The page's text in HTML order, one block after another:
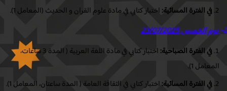
في الفترة المسائية:اختبار كتابي في مادة علوم القران و الحديث (المعامل 1).
الخميس 23/07/2025
في الفترة الصباحية:
اختبار كتابي في مادة اللغة العربية ( المدة 3 ساعات،
1).
في الفترة المسائية:اختبار كتابي في الثقافة العامة ( المدة ساعتان، المعامل 1).